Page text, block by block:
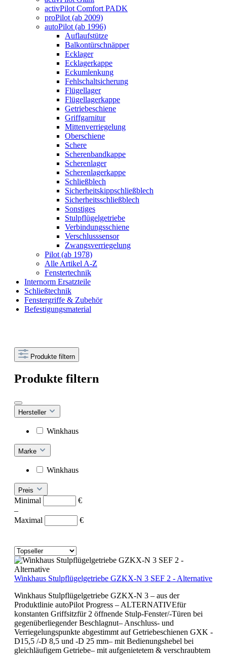
activPilot Comfort PADK
proPilot (ab 2009)
autoPilot (ab 1996)
Auflaufstütze
Balkontürschnäpper
Ecklager
Ecklagerkappe
Eckumlenkung
Fehlschaltsicherung
Flügellager
Flügellagerkappe
Getriebeschiene
Griffgarnitur
Mittenverriegelung
Oberschiene
Schere
Scherenbandkappe
Scherenlager
Scherenlagerkappe
Schließblech
Sicherheitskippschließblech
Sicherheitsschließblech
Sonstiges
Stulpflügelgetriebe
Verbindungsschiene
Verschlusssensor
Zwangsverriegelung
Pilot (ab 1978)
Alle Artikel A-Z
Fenstertechnik
Internorm Ersatzteile
Schließtechnik
Fenstergriffe & Zubehör
Befestigungsmaterial
Produkte filtern
Produkte filtern
Hersteller
Winkhaus
Marke
Winkhaus
Preis
Minimal
€
–
Maximal
€
Winkhaus Stulpflügelgetriebe GZKX-N 3 SEF 2 - Alternative
Winkhaus Stulpflügelgetriebe GZKX-N 3 – aus der
Produktlinie autoPilot Progress – ALTERNATIVEfür
konstanten Griffsitzfür 2 öffnende Stulp-Fenster/-Türen bei
gegenüberliegender Beschlagnut– Anschluss- und
Verriegelungspunkte abgestimmt auf Getriebeschienen GXK -
D15,5 /-D 8,5 und -D 25 mm– mit Bedienungshebel bei
gleichläufigem Getriebe– mit aufgenietetem & verschraubtem